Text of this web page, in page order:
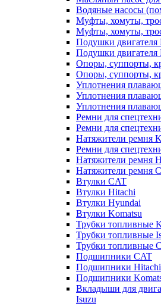
Водяные насосы
Муфты, хомуты,
Муфты, хомуты,
Подушки двигателя
Подушки двигателя
Опоры, суппорты,
Опоры, суппорты,
Уплотнения
Уплотнения
Уплотнения
Ремни для
Ремни для
Натяжители ремня
Ремни для
Натяжители ремня
Натяжители ремня
Втулки CAT
Втулки Hitachi
Втулки Hyundai
Втулки Komatsu
Трубки топливные
Трубки топливные
Трубки топливные
Подшипники CAT
Подшипники Hitachi
Подшипники
Вкладыши для
Isuzu